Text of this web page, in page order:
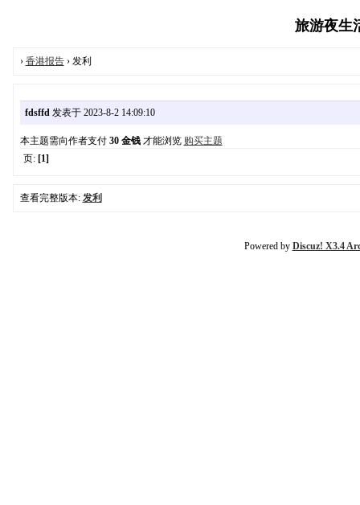
旅游夜生
› 香港报告› 发利
fdsffd发表于 2023-8-2 14:09:10
本主题需向作者支付 30 金钱才能浏览 购买主题
页: [1]
查看完整版本: 发利
Powered by Discuz! X3.4